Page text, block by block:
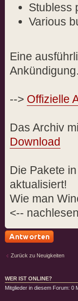
Stubless
Various
Eine
Ankündigung.
--> Offizielle
Das Archiv
Download
Die Pakete
aktualisiert!
Wie man
<--
Zurück zu Neuigkeiten
WER IST ONLINE?
Mitglieder in diesem Forum: 0